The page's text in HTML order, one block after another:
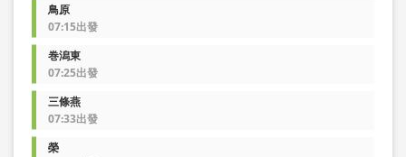
鳥原
07:15出發
巻潟東
07:25出發
三條燕
07:33出發
榮